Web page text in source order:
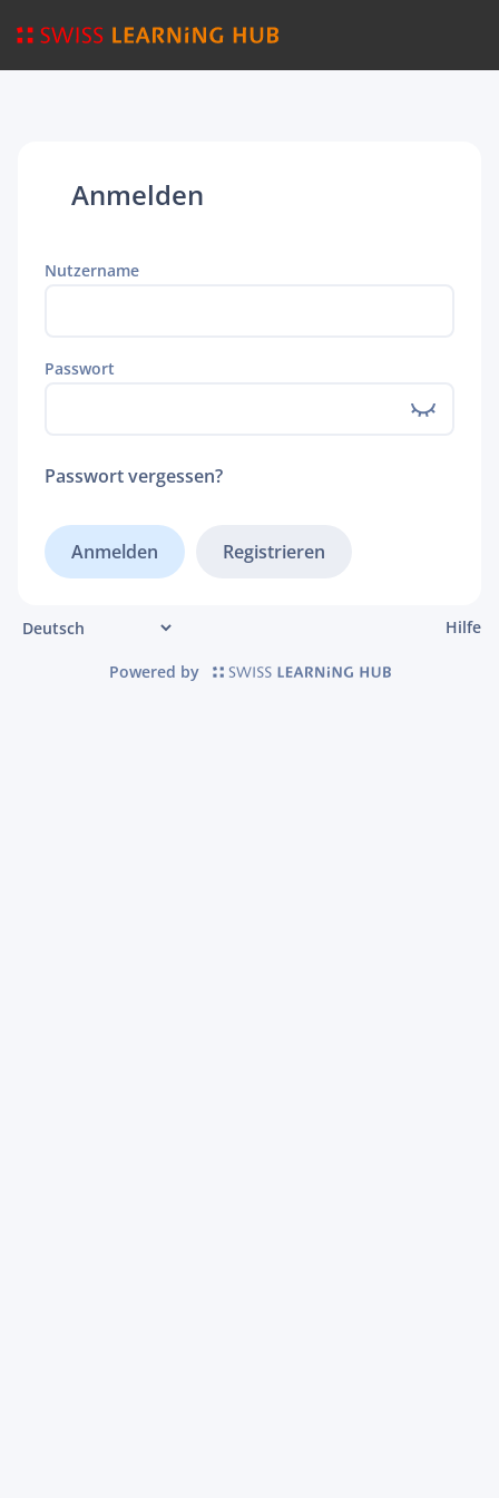
Anmelden
Nutzername
Passwort
Passwort vergessen?
Registrieren
Hilfe
Powered by